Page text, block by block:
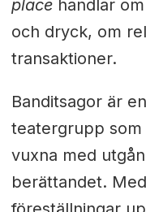
placehandlar
och dryck, om
transaktioner.
Banditsagor är
teatergrupp
vuxna med
berättandet.